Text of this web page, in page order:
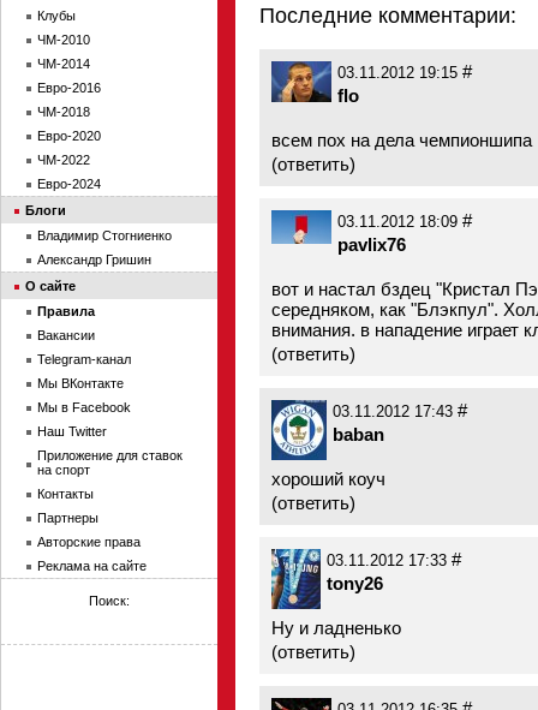
Последние комментарии:
03.11.2012 19:15 #
flo
всем пох на дела чемпионшипа
(ответить)
03.11.2012 18:09 #
pavlix76
вот и настал бздец "Кристал
середняком, как "Блэкпул".
внимания. в нападение играет
(ответить)
03.11.2012 17:43 #
baban
хороший коуч
(ответить)
03.11.2012 17:33 #
tony26
Ну и ладненько
(ответить)
Клубы
ЧМ-2010
ЧМ-2014
Евро-2016
ЧМ-2018
Евро-2020
ЧМ-2022
Евро-2024
Блоги
Владимир Стогниенко
Александр Гришин
О сайте
Правила
Вакансии
Telegram-канал
Мы ВКонтакте
Мы в Facebook
Наш Twitter
Приложение для ставок
на спорт
Контакты
Партнеры
Авторские права
Реклама на сайте
Поиск: